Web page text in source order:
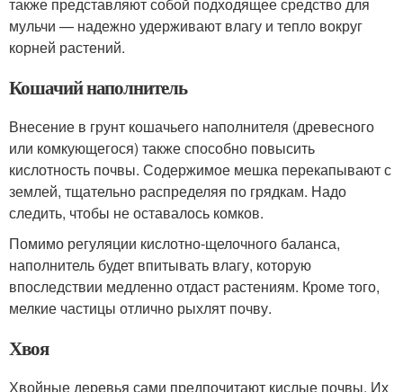
также представляют собой подходящее средство для
мульчи — надежно удерживают влагу и тепло вокруг
корней растений.
Кошачий наполнитель
Внесение в грунт кошачьего наполнителя (древесного
или комкующегося) также способно повысить
кислотность почвы. Содержимое мешка перекапывают с
землей, тщательно распределяя по грядкам. Надо
следить, чтобы не оставалось комков.
Помимо регуляции кислотно-щелочного баланса,
наполнитель будет впитывать влагу, которую
впоследствии медленно отдаст растениям. Кроме того,
мелкие частицы отлично рыхлят почву.
Хвоя
Хвойные деревья сами предпочитают кислые почвы. Их